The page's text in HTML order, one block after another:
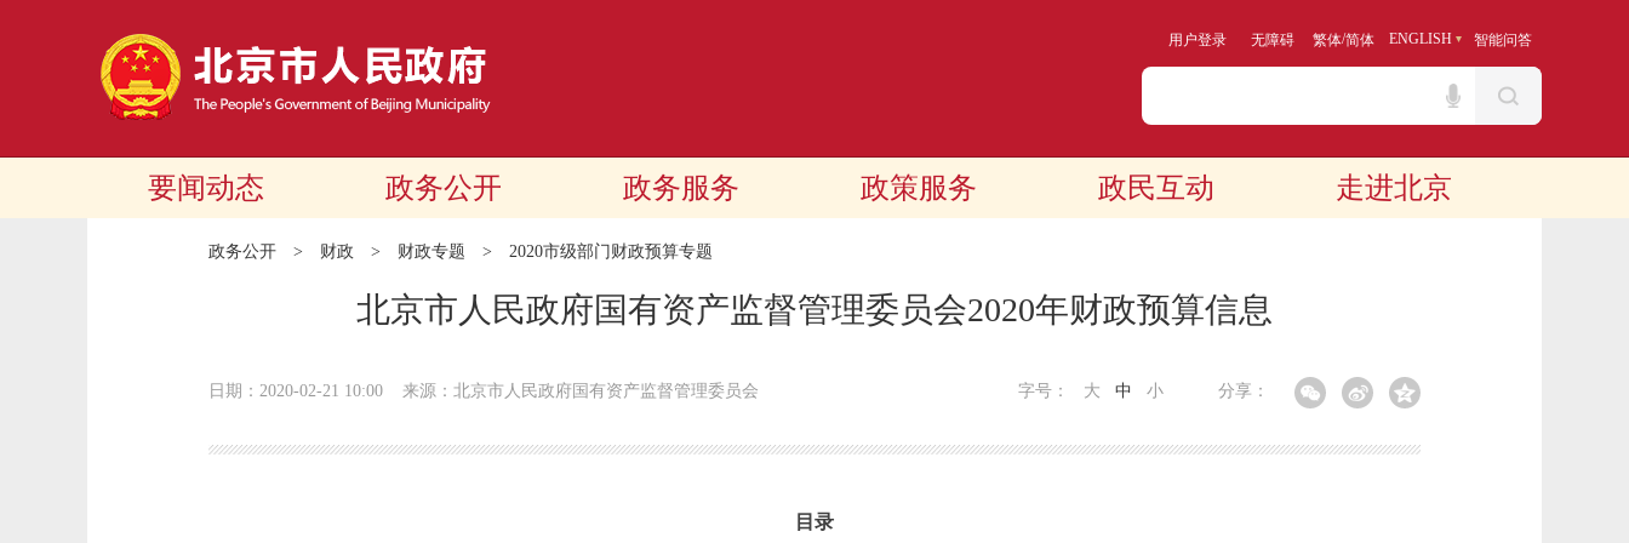
用户登录 无障碍 繁体/简体 ENGLISH 智能问答
要闻动态 政务公开 政务服务 政策服务 政民互动 走进北京
政务公开 > 财政 > 财政专题 > 2020市级部门财政预算专题
北京市人民政府国有资产监督管理委员会2020年财政预算信息
日期：2020-02-21 10:00 来源：北京市人民政府国有资产监督管理委员会 分享：
字号： 大 中 小
目录